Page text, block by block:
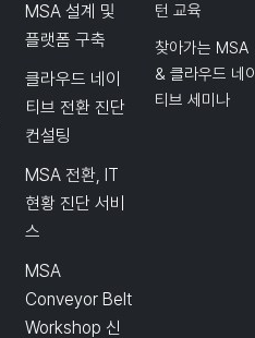
MSA 설계 및
플랫폼 구축
클라우드 네이
티브 전환 진단
컨설팅
MSA 전환, IT
현황 진단 서비
스
MSA
Conveyor Belt
Workshop 신
턴 교육
찾아가는 MSA
& 클라우드 네이
티브 세미나